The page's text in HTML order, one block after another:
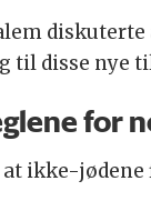
til disse nye
for
ikke-jødene